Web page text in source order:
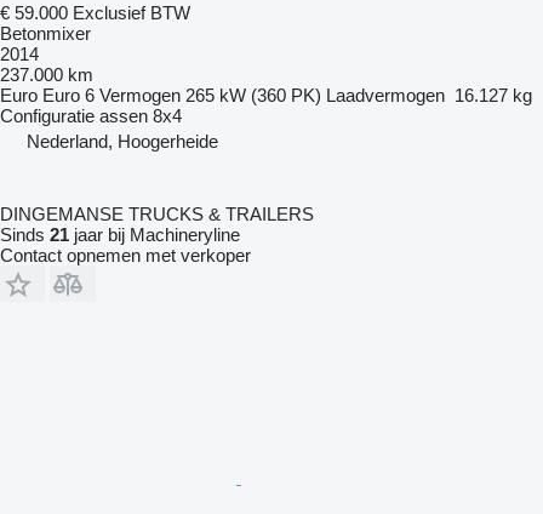
€ 59.000 Exclusief BTW
Betonmixer
2014
237.000 km
Euro Euro 6 Vermogen 265 kW (360 PK) Laadvermogen 16.127 kg
Configuratie assen 8x4
Nederland, Hoogerheide
DINGEMANSE TRUCKS & TRAILERS
Sinds 21 jaar bij Machineryline
Contact opnemen met verkoper